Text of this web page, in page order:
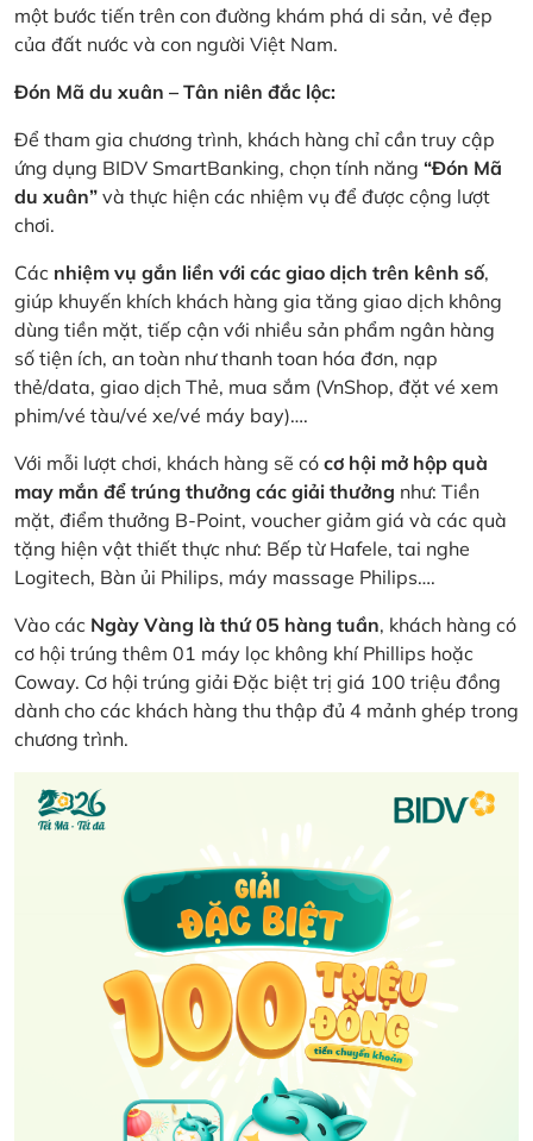
một bước tiến trên con đường khám phá di sản, vẻ đẹp
của đất nước và con người Việt Nam.
Đón Mã du xuân – Tân niên đắc lộc:
Để tham gia chương trình, khách hàng chỉ cần truy cập
ứng dụng BIDV SmartBanking, chọn tính năng “Đón Mã
du xuân” và thực hiện các nhiệm vụ để được cộng lượt
chơi.
Các nhiệm vụ gắn liền với các giao dịch trên kênh số,
giúp khuyến khích khách hàng gia tăng giao dịch không
dùng tiền mặt, tiếp cận với nhiều sản phẩm ngân hàng
số tiện ích, an toàn như thanh toan hóa đơn, nạp
thẻ/data, giao dịch Thẻ, mua sắm (VnShop, đặt vé xem
phim/vé tàu/vé xe/vé máy bay)….
Với mỗi lượt chơi, khách hàng sẽ có cơ hội mở hộp quà
may mắn để trúng thưởng các giải thưởng như: Tiền
mặt, điểm thưởng B-Point, voucher giảm giá và các quà
tặng hiện vật thiết thực như: Bếp từ Hafele, tai nghe
Logitech, Bàn ủi Philips, máy massage Philips….
Vào các Ngày Vàng là thứ 05 hàng tuần, khách hàng có
cơ hội trúng thêm 01 máy lọc không khí Phillips hoặc
Coway. Cơ hội trúng giải Đặc biệt trị giá 100 triệu đồng
dành cho các khách hàng thu thập đủ 4 mảnh ghép trong
chương trình.